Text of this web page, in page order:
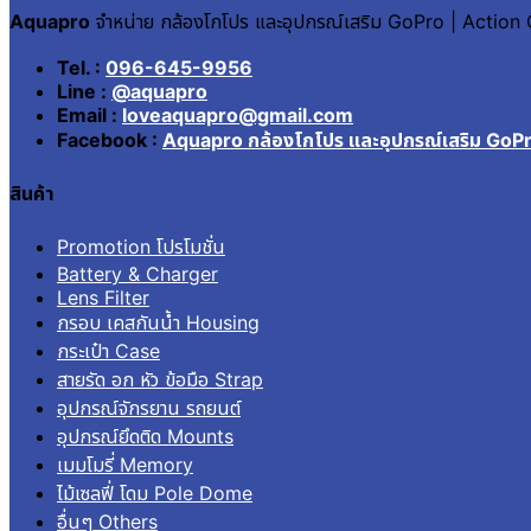
Aquapro จำหน่าย กล้องโกโปร และอุปกรณ์เสริม GoPro | Action
Tel. : 096-645-9956
Line : @aquapro
Email : loveaquapro@gmail.com
Facebook : Aquapro กล้องโกโปร และอุปกรณ์เสริม
สินค้า
Promotion โปรโมชั่น
Battery & Charger
Lens Filter
กรอบ เคสกันน้ำ Housing
กระเป๋า Case
สายรัด อก หัว ข้อมือ Strap
อุปกรณ์จักรยาน รถยนต์
อุปกรณ์ยึดติด Mounts
เมมโมรี่ Memory
ไม้เซลฟี่ โดม Pole Dome
อื่นๆ Others